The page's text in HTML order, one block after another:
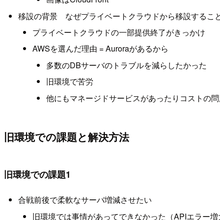
移設の背景 なぜプライベートクラウドから移設するこ
プライベートクラウドの一部提供終了がきっかけ
AWSを選んだ理由 = Auroraがあるから
多数のDBサーバのトラブルを減らしたかった
旧環境で苦労
他にもマネージドサービスがあったりコストの
旧環境での課題と解決方法
旧環境での課題1
合戦前後で柔軟なサーバ増減させたい
旧環境では事情があってできなかった（APIエラー